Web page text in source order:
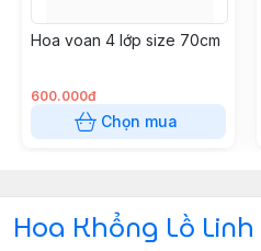
Hoa voan 4 lớp size 70cm
600.000đ
Chọn mua
Hoa Khổng Lồ